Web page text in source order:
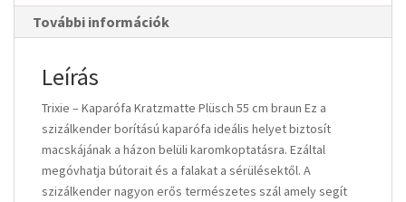
További információk
Leírás
Trixie – Kaparófa Kratzmatte Plüsch 55 cm braun Ez a
szizálkender borítású kaparófa ideális helyet biztosít
macskájának a házon belüli karomkoptatásra. Ezáltal
megóvhatja bútorait és a falakat a sérülésektől. A
szizálkender nagyon erős természetes szál amely segít